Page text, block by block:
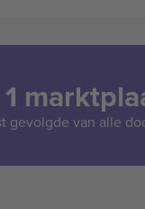
gevolgde van alle